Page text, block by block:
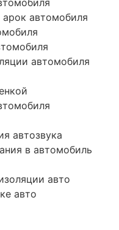
автомобиля
автомобиля
автозвука
в автомобиль
авто
авто